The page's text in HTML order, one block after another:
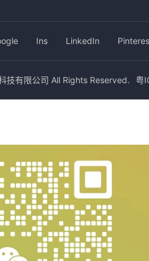
Ins LinkedIn
有限公司 All Rights Reserved. 粤